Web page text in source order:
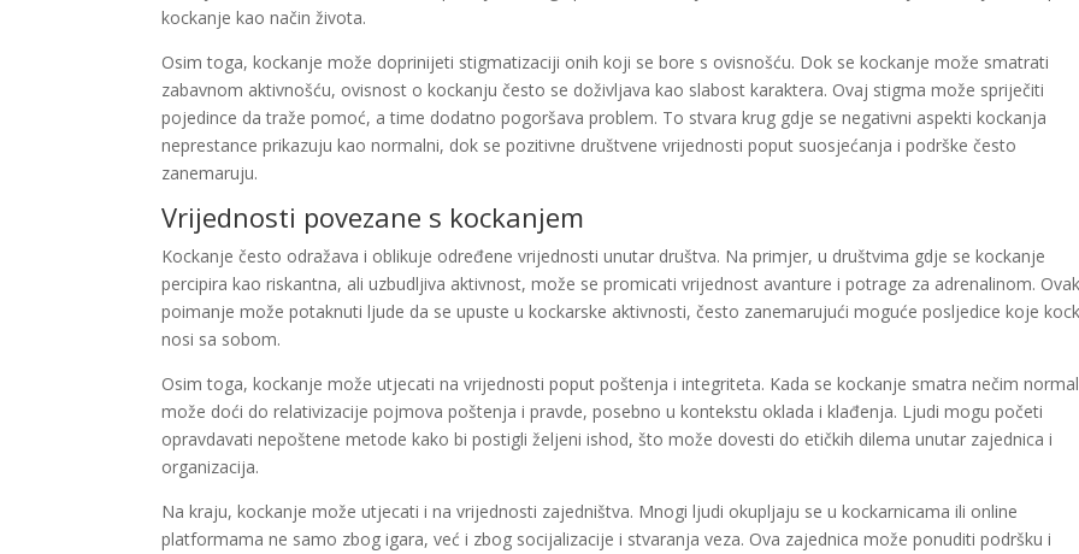
kockanje kao način života.
Osim toga, kockanje može doprinijeti stigmatizaciji onih koji se bore s ovisnošću. Dok se kockanje može smatrati
zabavnom aktivnošću, ovisnost o kockanju često se doživljava kao slabost karaktera. Ovaj stigma može spriječiti
pojedince da traže pomoć, a time dodatno pogoršava problem. To stvara krug gdje se negativni aspekti kockanja
neprestance prikazuju kao normalni, dok se pozitivne društvene vrijednosti poput suosjećanja i podrške često
zanemaruju.
Vrijednosti povezane s kockanjem
Kockanje često odražava i oblikuje određene vrijednosti unutar društva. Na primjer, u društvima gdje se kockanje
percipira kao riskantna, ali uzbudljiva aktivnost, može se promicati vrijednost avanture i potrage za adrenalinom.
poimanje može potaknuti ljude da se upuste u kockarske aktivnosti, često zanemarujući moguće posljedice koje
nosi sa sobom.
Osim toga, kockanje može utjecati na vrijednosti poput poštenja i integriteta. Kada se kockanje smatra nečim
može doći do relativizacije pojmova poštenja i pravde, posebno u kontekstu oklada i klađenja. Ljudi mogu početi
opravdavati nepoštene metode kako bi postigli željeni ishod, što može dovesti do etičkih dilema unutar zajednica i
organizacija.
Na kraju, kockanje može utjecati i na vrijednosti zajedništva. Mnogi ljudi okupljaju se u kockarnicama ili online
platformama ne samo zbog igara, već i zbog socijalizacije i stvaranja veza. Ova zajednica može ponuditi podršku i